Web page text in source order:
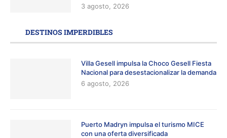
3 agosto, 2026
DESTINOS IMPERDIBLES
Villa Gesell impulsa la Choco Gesell Fiesta
Nacional para desestacionalizar la demanda
6 agosto, 2026
Puerto Madryn impulsa el turismo MICE
con una oferta diversificada